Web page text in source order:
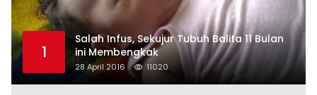
1
Salah Infus, Sekujur Tubuh Balita 11 Bulan
ini Membengkak
28 April 2016 11020